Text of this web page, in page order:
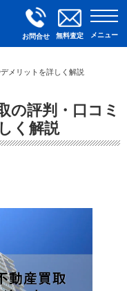
お問合せ 無料査定 メニュー
メリットを詳しく解説
の評判・口コミ
く解説